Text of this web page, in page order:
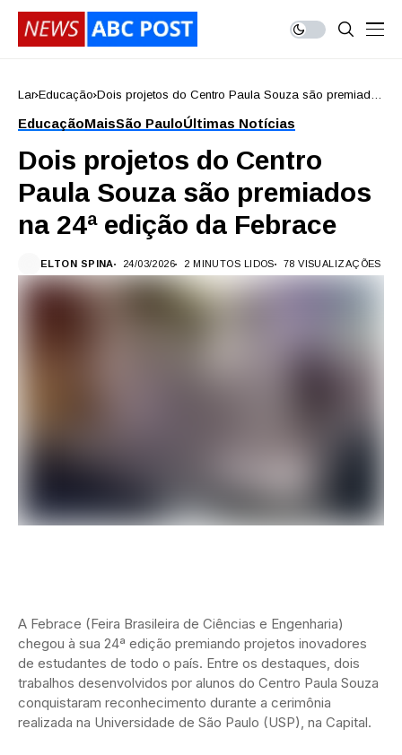
Lar Educação Dois projetos do Centro Paula Souza são premiados
EducaçãoMaisSão PauloÚltimas Notícias
Dois projetos do Centro
Paula Souza são premiados
na 24ª edição da Febrace
ELTON SPINA 24/03/2026 2 MINUTOS LIDOS 78 VISUALIZAÇÕES
A Febrace (Feira Brasileira de Ciências e Engenharia)
chegou à sua 24ª edição premiando projetos inovadores
de estudantes de todo o país. Entre os destaques, dois
trabalhos desenvolvidos por alunos do Centro Paula Souza
conquistaram reconhecimento durante a cerimônia
realizada na Universidade de São Paulo (USP), na Capital.